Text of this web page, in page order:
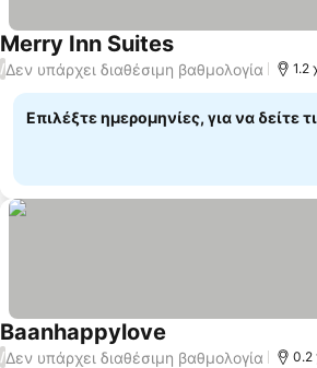
Merry Inn Suites
/Δεν υπάρχει διαθέσιμη βαθμολογία 1.2
Επιλέξτε ημερομηνίες, για να δείτε
Baanhappylove
/Δεν υπάρχει διαθέσιμη βαθμολογία 0.2